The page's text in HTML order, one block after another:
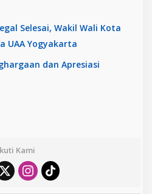
Selesai, Wakil Wali Kota
UAA Yogyakarta
dan Apresiasi
Kami